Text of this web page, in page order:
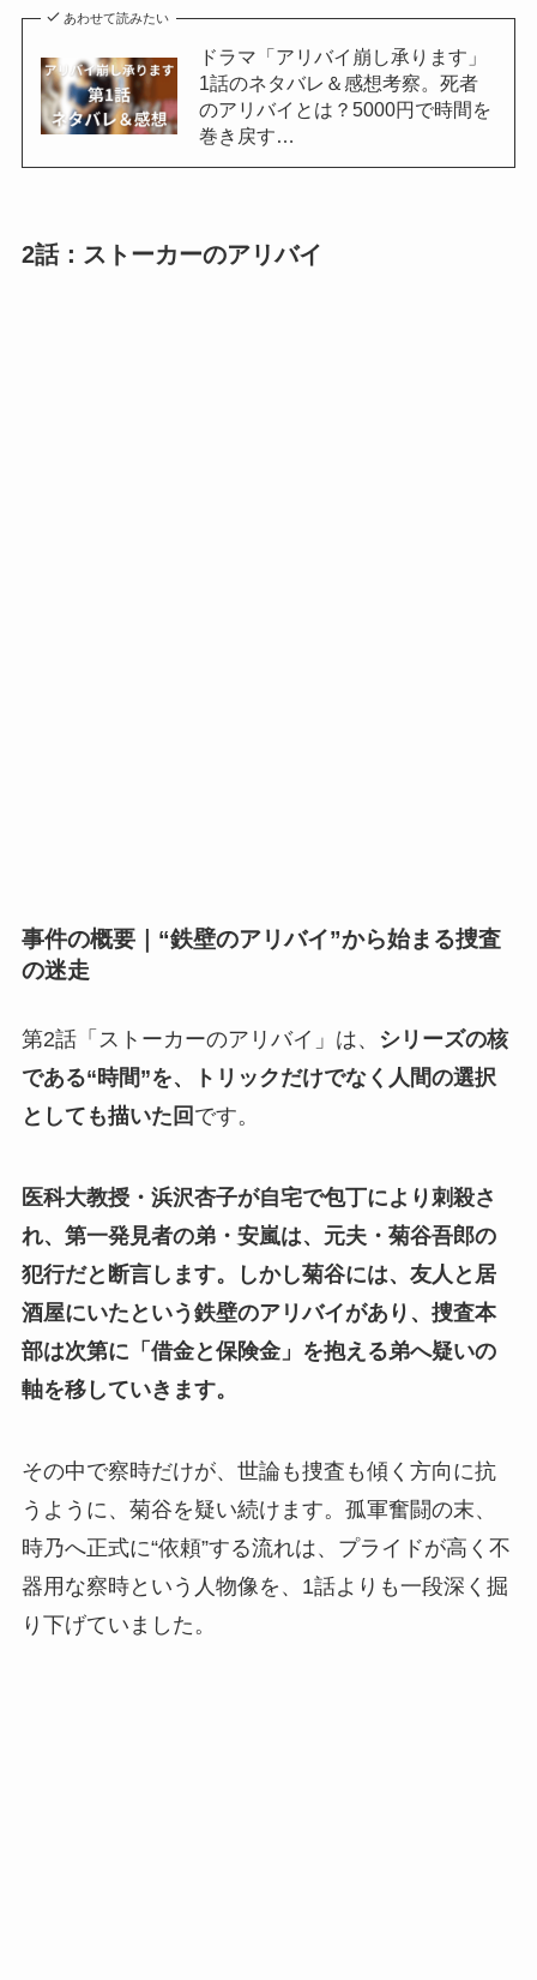
あわせて読みたい
ドラマ「アリバイ崩し承ります」
1話のネタバレ＆感想考察。死者
のアリバイとは？5000円で時間を
巻き戻す…
2話：ストーカーのアリバイ
事件の概要｜“鉄壁のアリバイ”から始まる捜査
の迷走
第2話「ストーカーのアリバイ」は、
シリーズの核
である“時間”を、トリックだけでなく人間の選択
としても描いた回 です。
医科大教授・浜沢杏子が自宅で包丁により刺殺さ
れ、第一発見者の弟・安嵐は、元夫・菊谷吾郎の
犯行だと断言します。しかし菊谷には、友人と居
酒屋にいたという鉄壁のアリバイがあり、捜査本
部は次第に「借金と保険金」を抱える弟へ疑いの
軸を移していきます。
その中で察時だけが、世論も捜査も傾く方向に抗
うように、菊谷を疑い続けます。孤軍奮闘の末、
時乃へ正式に“依頼”する流れは、プライドが高く不
器用な察時という人物像を、1話よりも一段深く掘
り下げていました。